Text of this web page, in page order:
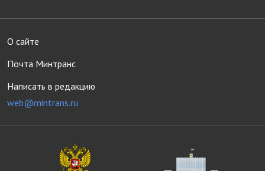
О сайте
Почта Минтранс
Написать в редакцию
web@mintrans.ru